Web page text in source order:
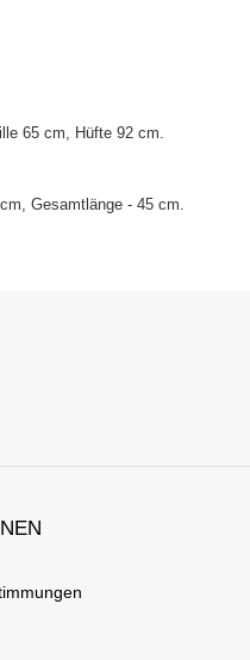
65 cm, Hüfte 92 cm.
Gesamtlänge - 45 cm.